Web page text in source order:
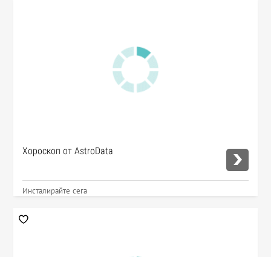
Хороскоп от AstroData
Инсталирайте сега